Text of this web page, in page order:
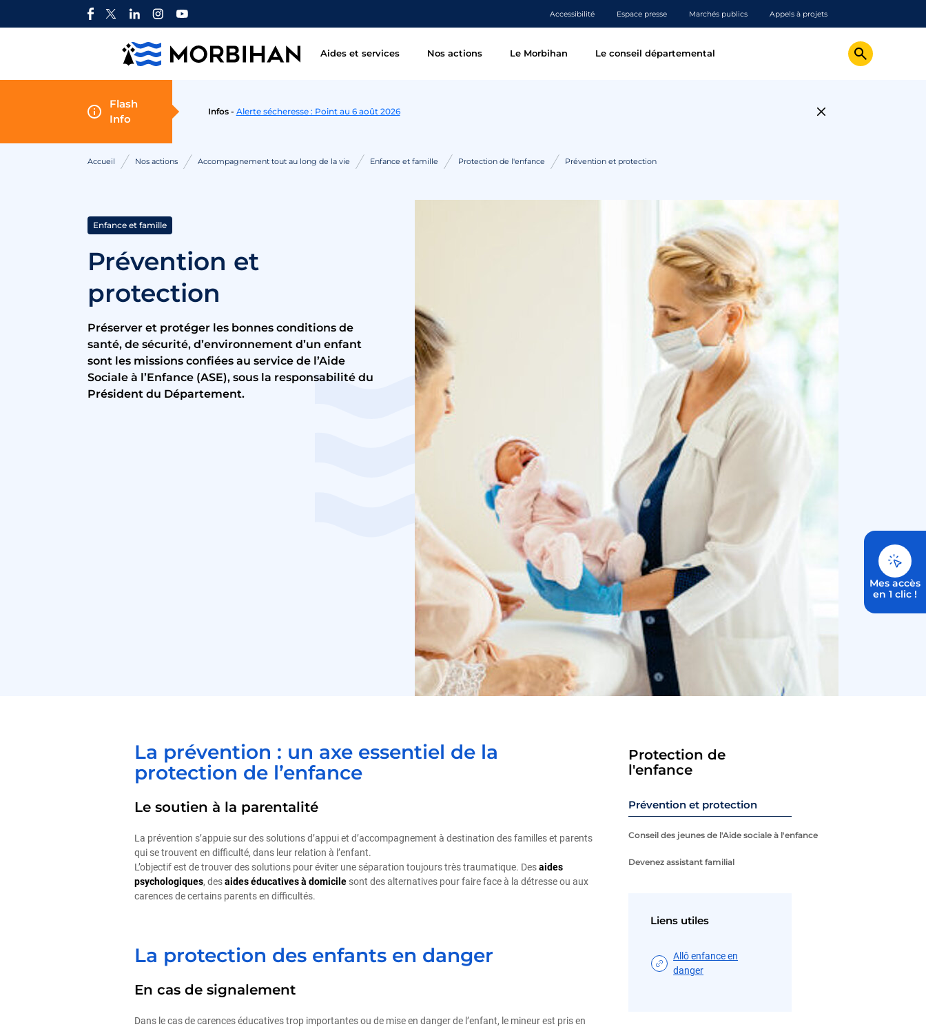
Accessibilité Espace presse Marchés publics Appels à projets
Mes accès
en 1 clic !
Aides et services Nos actions Le Morbihan Le conseil départemental
Flash
Info
Infos - Alerte sécheresse : Point au 6 août 2026
Accueil Nos actions Accompagnement tout au long de la vie Enfance et famille Protection de l'enfance Prévention et protection
Enfance et famille
Prévention et
protection
Préserver et protéger les bonnes conditions de
santé, de sécurité, d’environnement d’un enfant
sont les missions confiées au service de l’Aide
Sociale à l’Enfance (ASE), sous la responsabilité du
Président du Département.
La prévention : un axe essentiel de la
protection de l’enfance
Le soutien à la parentalité
La prévention s’appuie sur des solutions d’appui et d’accompagnement à destination des familles et parents
qui se trouvent en difficulté, dans leur relation à l’enfant.
L’objectif est de trouver des solutions pour éviter une séparation toujours très traumatique. Desaides
psychologiques, desaides éducatives à domicile sont des alternatives pour faire face à la détresse ou aux
carences de certains parents en difficultés.
La protection des enfants en danger
En cas de signalement
Dans le cas de carences éducatives trop importantes ou de mise en danger de l’enfant, le mineur est pris en
Protection de
l'enfance
Prévention et protection
Conseil des jeunes de l'Aide sociale à l'enfance
Devenez assistant familial
Liens utiles
Allô enfance en
danger